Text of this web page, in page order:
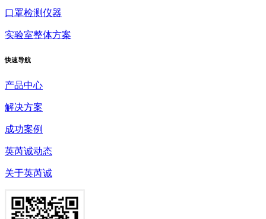
口罩检测仪器
实验室整体方案
快速导航
产品中心
解决方案
成功案例
英芮诚动态
关于英芮诚